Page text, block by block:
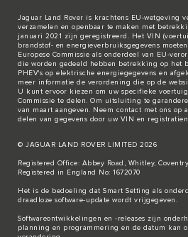
Jaguar Land Rover is krachtens EU-wetgeving
verzamelen en openbaar te maken met
januari 2021 zijn geregistreerd. Het VIN
brandstof- en energieverbruiksgegevens
Europese Commissie als onderdeel van EU-
die worden gedeeld hebben betrekking op het
PHEV's op elektrische energiegegevens en
meer informatie de verordening die op de
U kunt ervoor kiezen om uw specifieke
Commissie te delen. Om uitsluiting te
van maart aangeven. Neem contact met ons op
delen van gegevens door uw VIN en
© JAGUAR LAND ROVER LIMITED 2026
Registered Office: Abbey Road, Whitley,
Registered in England No: 1672070
Het is de bedoeling dat Smart Setting als
draadloze software-update wordt vrijgegeven.
Softwareontwikkelingen en -releases zijn
planning en programmering en de datum kan